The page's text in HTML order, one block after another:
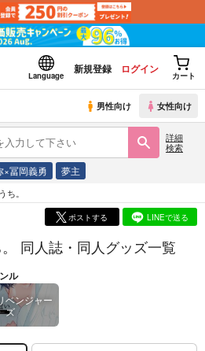
Language
新規登録 ログイン
カート
男性向け 女性向け
詳細
検索
×冨岡義勇 夢主
ち。
ポストする LINEで送る
同人誌・同人グッズ一覧
ル
ベンジャー
ズ